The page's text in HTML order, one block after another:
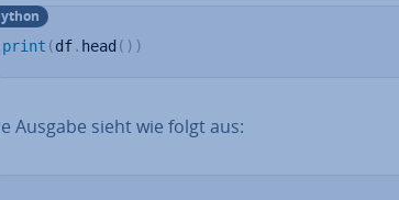
print (df. head ( ) )
Ausgabe sieht wie folgt aus: